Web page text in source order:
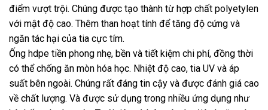
điểm vượt trội. Chúng được tạo thành từ hợp chất polyetylen
với mật độ cao. Thêm than hoạt tính để tăng độ cứng và
ngăn tác hại của tia cực tím.
Ống hdpe tiền phong nhẹ, bền và tiết kiệm chi phí, đồng thời
có thể chống ăn mòn hóa học. Nhiệt độ cao, tia UV và áp
suất bên ngoài. Chúng rất đáng tin cậy và được đánh giá cao
về chất lượng. Và được sử dụng trong nhiều ứng dụng như